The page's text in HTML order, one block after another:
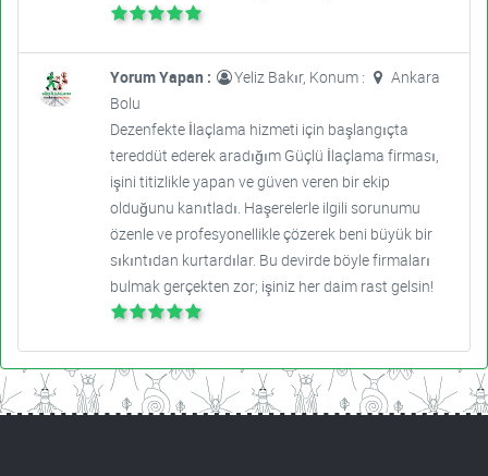
Yorum Yapan : Yeliz Bakır, Konum :
Ankara
Bolu
Dezenfekte İlaçlama hizmeti için başlangıçta
tereddüt ederek aradığım Güçlü İlaçlama firması,
işini titizlikle yapan ve güven veren bir ekip
olduğunu kanıtladı. Haşerelerle ilgili sorunumu
özenle ve profesyonellikle çözerek beni büyük bir
sıkıntıdan kurtardılar. Bu devirde böyle firmaları
bulmak gerçekten zor; işiniz her daim rast gelsin!